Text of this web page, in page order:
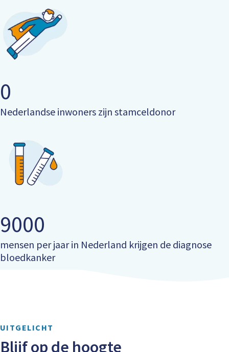
0
Nederlandse inwoners zijn stamceldonor
9000
mensen per jaar in Nederland krijgen de diagnose
bloedkanker
UITGELICHT
Blijf op de hoogte